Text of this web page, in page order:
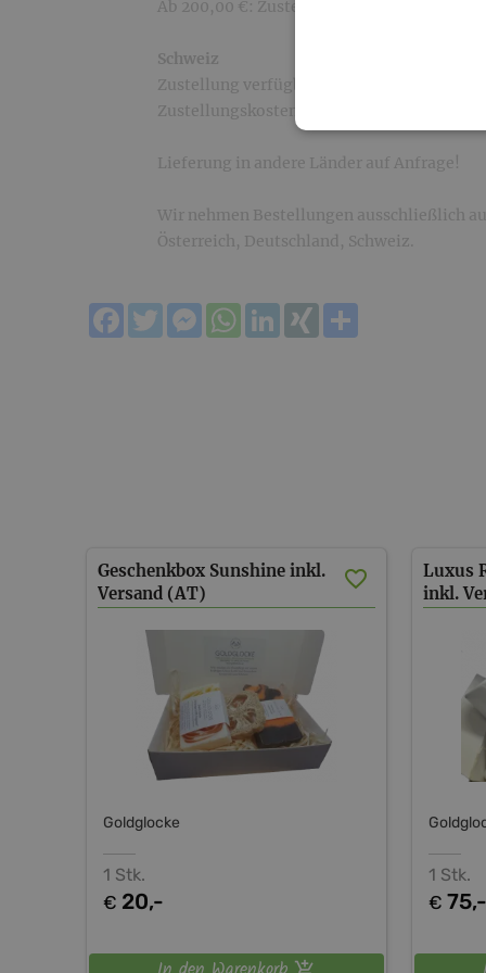
Ab 200,00 €: Zustellung gratis!
Schweiz
Zustellung verfügbar ab einem
Zustellungskosten betragen 16,90 €.
Lieferung in andere Länder auf Anfrage!
Wir nehmen Bestellungen ausschließlich
Österreich, Deutschland, Schweiz.
FacebookTwitterMessengerWhatsApp
LinkedInXING
Geschenkbox Sunshine inkl.
Versand (AT)
Goldglocke
1 Stk.
€ 20,-
Luxus
inkl.
1 Stk.
€ 75,-